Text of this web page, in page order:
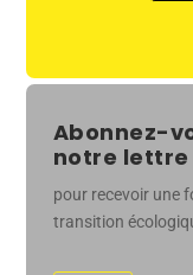
Abonnez-
notre lettre
pour recevoir une
transition